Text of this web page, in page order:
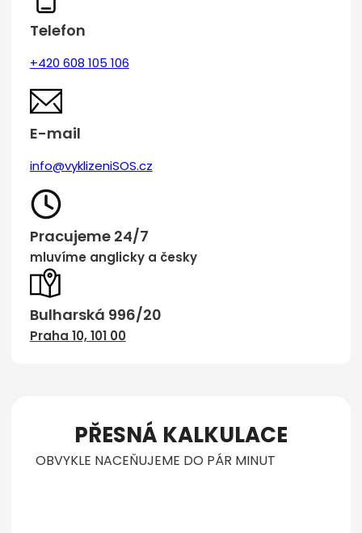
Telefon
+420 608 105 106
E-mail
info@vyklizeniSOS.cz
Pracujeme 24/7
mluvíme anglicky a česky
Bulharská 996/20
Praha 10, 101 00
PŘESNÁ KALKULACE
OBVYKLE NACEŇUJEME DO PÁR MINUT